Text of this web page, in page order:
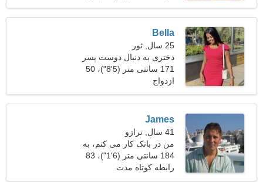
زدن
Bella
25 سال, ثور
دختری به دنبال دوست پسر
26-36
171 سانتی متر (5'8")، 50
کیلوگرم (110 پوند)
ازدواج
James
41 سال, ترازو
من در بانک کار می کنم، به
یک زن رویایی نیاز دارم 184 سانتی متر (6'1")، 83
کیلوگرم (182 پوند)
رابطه کوتاه مدت